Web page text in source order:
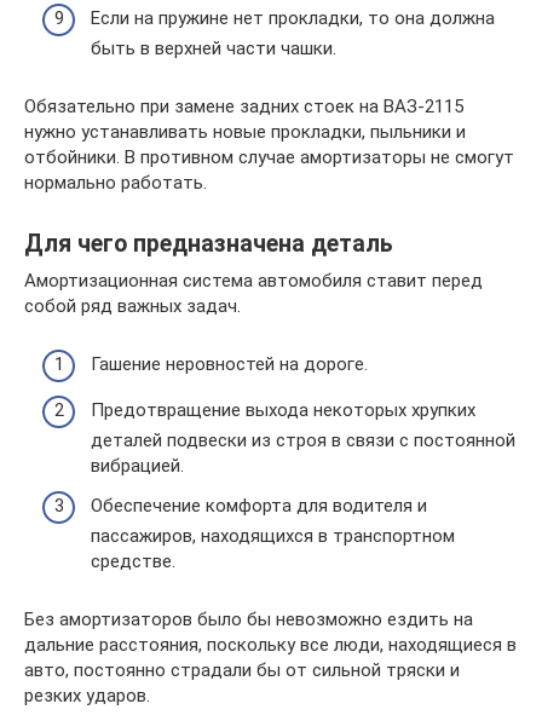
Если на пружине нет прокладки, то она должна
быть в верхней части чашки.
Обязательно при замене задних стоек на ВАЗ-2115
нужно устанавливать новые прокладки, пыльники и
отбойники. В противном случае амортизаторы не смогут
нормально работать.
Для чего предназначена деталь
Амортизационная система автомобиля ставит перед
собой ряд важных задач.
Гашение неровностей на дороге.
Предотвращение выхода некоторых хрупких
деталей подвески из строя в связи с постоянной
вибрацией.
Обеспечение комфорта для водителя и
пассажиров, находящихся в транспортном
средстве.
Без амортизаторов было бы невозможно ездить на
дальние расстояния, поскольку все люди, находящиеся в
авто, постоянно страдали бы от сильной тряски и
резких ударов.